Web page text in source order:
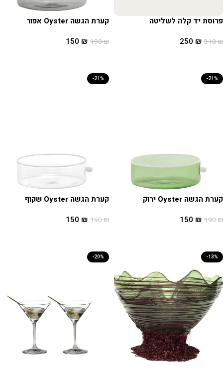
פרוסת יד קלה לשליטה
318₪
250 ₪
קערת הגשה Oyster אפור
190₪
150 ₪
-21%
קערת הגשה Oyster ירוק
190₪
150 ₪
-21%
קערת הגשה Oyster שקוף
190₪
150 ₪
-13%
-20%